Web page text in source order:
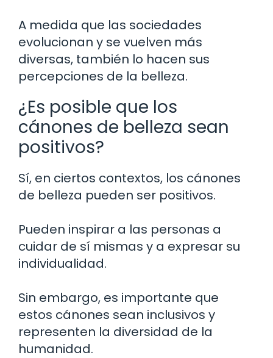
A medida que las sociedades
evolucionan y se vuelven más
diversas, también lo hacen sus
percepciones de la belleza.
¿Es posible que los
cánones de belleza sean
positivos?
Sí, en ciertos contextos, los cánones
de belleza pueden ser positivos.
Pueden inspirar a las personas a
cuidar de sí mismas y a expresar su
individualidad.
Sin embargo, es importante que
estos cánones sean inclusivos y
representen la diversidad de la
humanidad.